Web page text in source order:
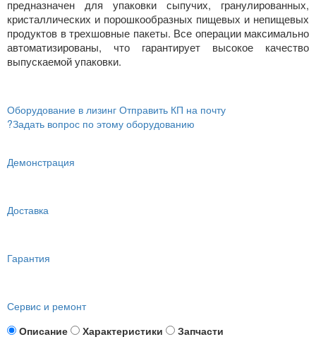
предназначен для упаковки сыпучих, гранулированных,
кристаллических и порошкообразных пищевых и непищевых
продуктов в трехшовные пакеты. Все операции максимально
автоматизированы, что гарантирует высокое качество
выпускаемой упаковки.
Оборудование в лизинг Отправить КП на почту
?Задать вопрос по этому оборудованию
Демонстрация
Доставка
Гарантия
Сервис и ремонт
Описание
Характеристики Запчасти